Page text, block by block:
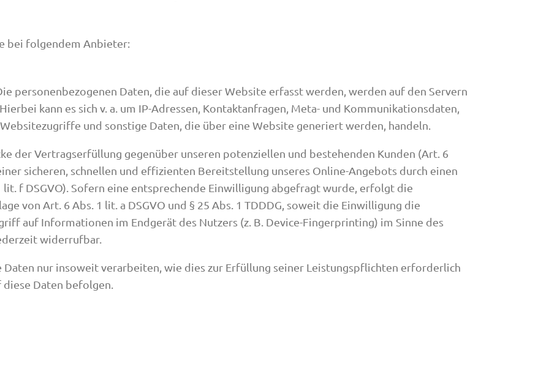
bei folgendem Anbieter:
personenbezogenen Daten, die auf dieser Website erfasst werden, werden auf den Servern
kann es sich v. a. um IP-Adressen, Kontaktanfragen, Meta- und Kommunikationsdaten,
und sonstige Daten, die über eine Website generiert werden, handeln.
der Vertragserfüllung gegenüber unseren potenziellen und bestehenden Kunden (Art. 6
sicheren, schnellen und effizienten Bereitstellung unseres Online-Angebots durch einen
f DSGVO). Sofern eine entsprechende Einwilligung abgefragt wurde, erfolgt die
von Art. 6 Abs. 1 lit. a DSGVO und § 25 Abs. 1 TDDDG, soweit die Einwilligung die
auf Informationen im Endgerät des Nutzers (z. B. Device-Fingerprinting) im Sinne des
widerrufbar.
Daten nur insoweit verarbeiten, wie dies zur Erfüllung seiner Leistungspflichten erforderlich
Daten befolgen.